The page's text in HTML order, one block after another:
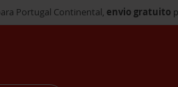
Portugal Continental, envio gratuito